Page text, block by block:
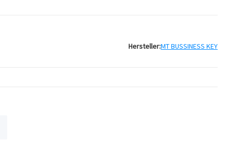
Hersteller:MT BUSSINESS KEY